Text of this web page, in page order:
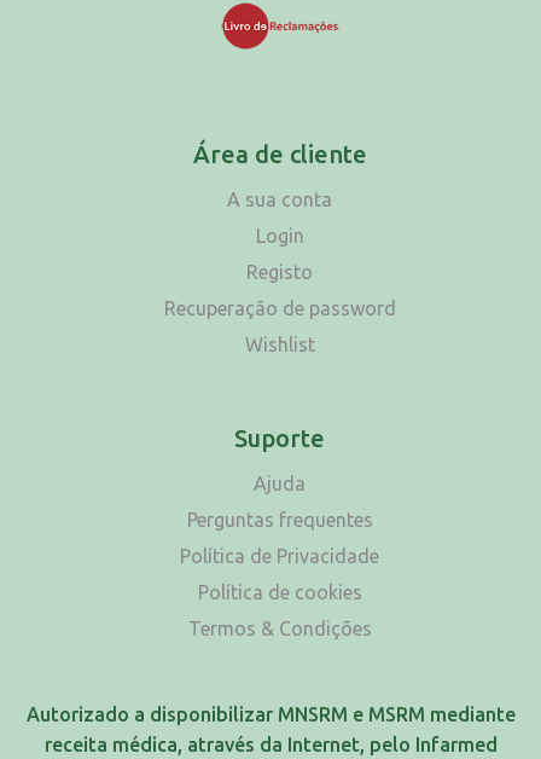
Área de cliente
A sua conta
Login
Registo
Recuperação de password
Wishlist
Suporte
Ajuda
Perguntas frequentes
Política de Privacidade
Política de cookies
Termos & Condições
Autorizado a disponibilizar MNSRM e MSRM mediante
receita médica, através da Internet, pelo Infarmed